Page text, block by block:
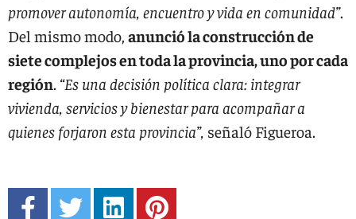
promover autonomía, encuentro y vida en comunidad”.
Del mismo modo, anunció la construcción de
siete complejos en toda la provincia, uno por cada
región. “Es una decisión política clara: integrar
vivienda, servicios y bienestar para acompañar a
quienes forjaron esta provincia”, señaló Figueroa.